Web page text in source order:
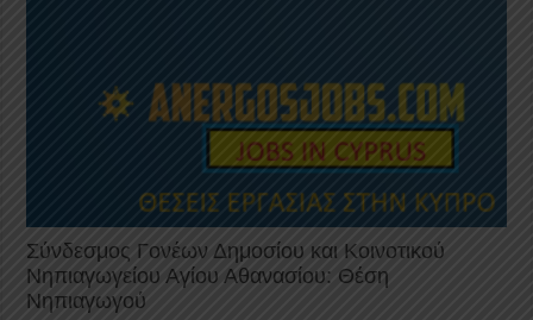
Σύνδεσμος Γονέων Δημοσίου και Κοινοτικού
Νηπιαγωγείου Αγίου Αθανασίου: Θέση
Νηπιαγωγού